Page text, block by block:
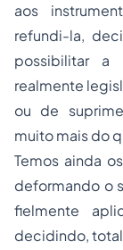
aos
refundi-la,
possibilitar a
realmente
ou de
muito mais do
Temos ainda
deformando o
fielmente
decidindo,